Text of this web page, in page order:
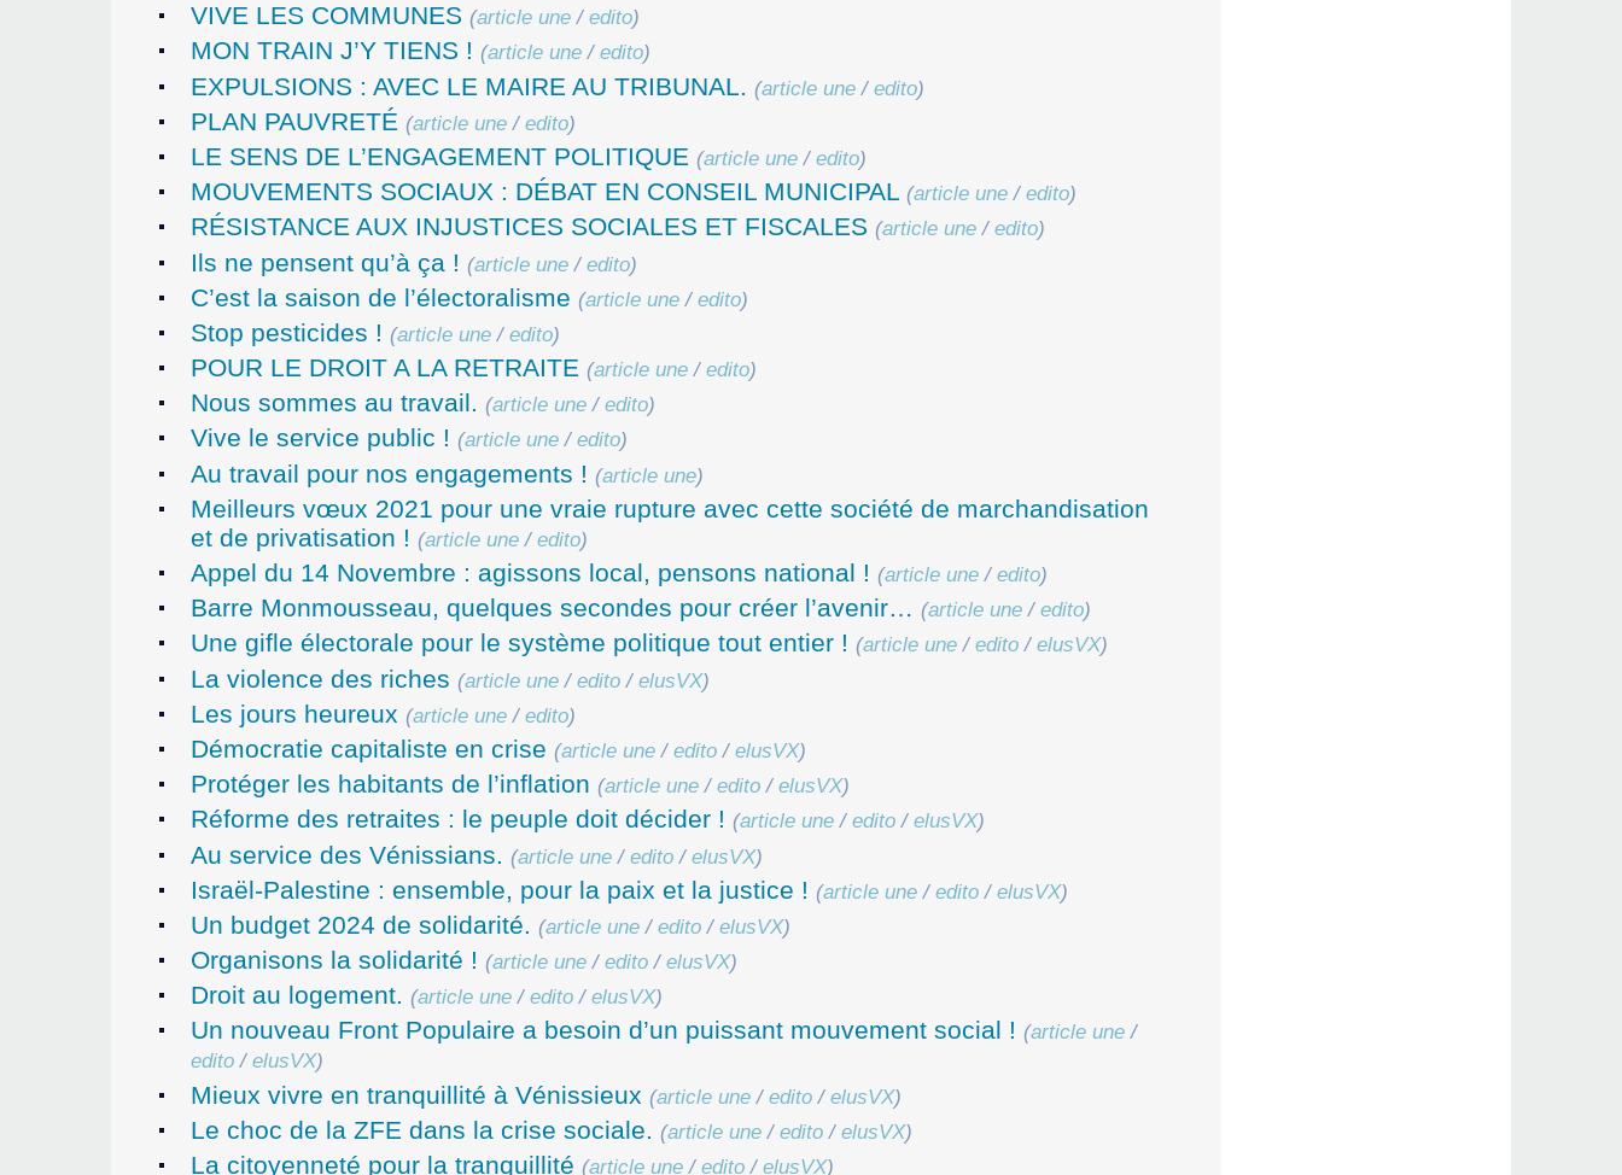
VIVE LES COMMUNES (article une / edito)
MON TRAIN J’Y TIENS ! (article une / edito)
EXPULSIONS : AVEC LE MAIRE AU TRIBUNAL. (article une / edito)
PLAN PAUVRETÉ (article une / edito)
LE SENS DE L’ENGAGEMENT POLITIQUE (article une / edito)
MOUVEMENTS SOCIAUX : DÉBAT EN CONSEIL MUNICIPAL (article une / edito)
RÉSISTANCE AUX INJUSTICES SOCIALES ET FISCALES (article une / edito)
Ils ne pensent qu’à ça ! (article une / edito)
C’est la saison de l’électoralisme (article une / edito)
Stop pesticides ! (article une / edito)
POUR LE DROIT A LA RETRAITE (article une / edito)
Nous sommes au travail. (article une / edito)
Vive le service public ! (article une / edito)
Au travail pour nos engagements ! (article une)
Meilleurs vœux 2021 pour une vraie rupture avec cette société de marchandisation
et de privatisation ! (article une / edito)
Appel du 14 Novembre : agissons local, pensons national ! (article une / edito)
Barre Monmousseau, quelques secondes pour créer l’avenir… (article une / edito)
Une gifle électorale pour le système politique tout entier ! (article une / edito / elusVX)
La violence des riches (article une / edito / elusVX)
Les jours heureux (article une / edito)
Démocratie capitaliste en crise (article une / edito / elusVX)
Protéger les habitants de l’inflation (article une / edito / elusVX)
Réforme des retraites : le peuple doit décider ! (article une / edito / elusVX)
Au service des Vénissians. (article une / edito / elusVX)
Israël-Palestine : ensemble, pour la paix et la justice ! (article une / edito / elusVX)
Un budget 2024 de solidarité. (article une / edito / elusVX)
Organisons la solidarité ! (article une / edito / elusVX)
Droit au logement. (article une / edito / elusVX)
Un nouveau Front Populaire a besoin d’un puissant mouvement social ! (article une /
edito / elusVX)
Mieux vivre en tranquillité à Vénissieux (article une / edito / elusVX)
Le choc de la ZFE dans la crise sociale. (article une / edito / elusVX)
La citoyenneté pour la tranquillité (article une / edito / elusVX)